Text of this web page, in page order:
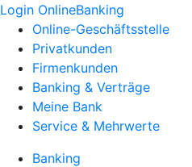
Login OnlineBanking
Online-Geschäftsstelle
Privatkunden
Firmenkunden
Banking & Verträge
Meine Bank
Service & Mehrwerte
Banking